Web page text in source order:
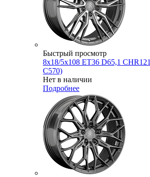
Быстрый просмотр
8x18/5x108 ET36 D65,1
C570)
Нет в наличии
Подробнее